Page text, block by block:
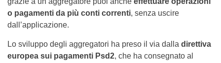
o pagamenti da più conti correnti, senza uscire
dall’applicazione.
Lo sviluppo degli aggregatori ha preso il via dalla direttiva
europea sui pagamenti Psd2, che ha consegnato al